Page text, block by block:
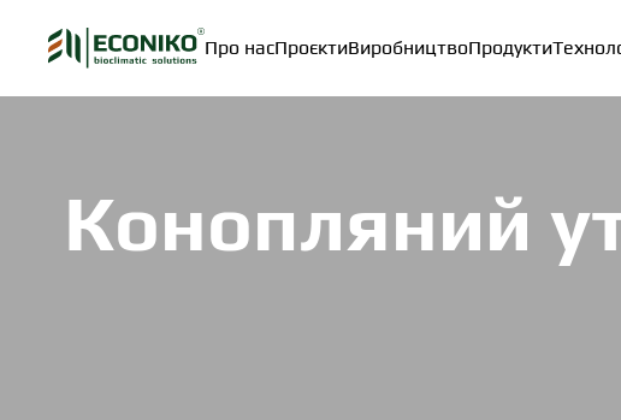
Skip to main content
Про насПроєктиВиробництвоПродукти
Конопляний